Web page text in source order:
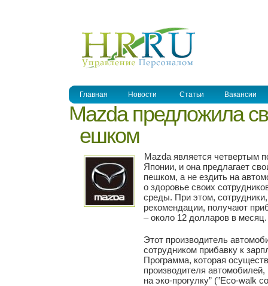
Главная Новости Статьи Вакансии
Mazda предложила
пешком
Mazda является четвертым
Японии, и она предлагает
пешком, а не ездить на
о здоровье своих
среды. При этом,
рекомендации, получают
– около 12 долларов в
Этот производитель
сотрудником прибавку к
Программа, которая
производителя
на эко-прогулку” (”Eco-walk